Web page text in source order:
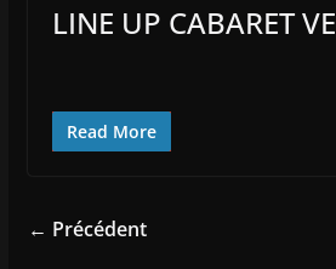
LINE UP CABARET
Read More
← Précédent